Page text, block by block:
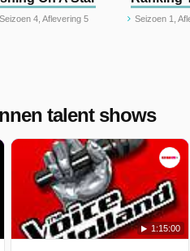
Seizoen 4, Aflevering 5 Seizoen 1, Aflevering 3 - Tino Martin
talent shows
1:15:00